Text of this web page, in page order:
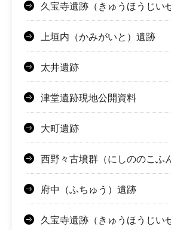
久宝寺遺跡（きゅうほうじい
上垣内（かみがいと）遺跡
太井遺跡
津堂遺跡現地公開資料
大町遺跡
西野々古墳群（にしののこふ
府中（ふちゅう）遺跡
久宝寺遺跡（きゅうほうじい